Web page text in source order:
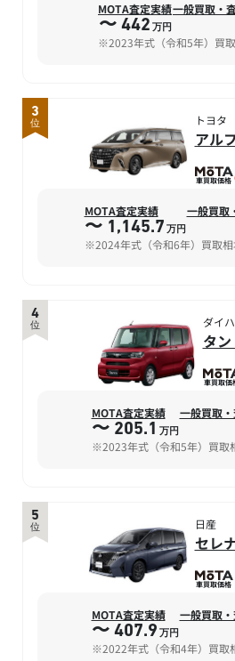
MOTA査定実績
〜 442 万円
一般買取・
※2023年式（令和5年）買
3
位 トヨタ
アル
車買取価格
MOTA査定実績
〜 1,145.7 万円
一般買取
※2024年式（令和6年）買取相
4
位 ダイ
タン
車買取価
MOTA査定実績
〜 205.1 万円
一般買取
※2023年式（令和5年）買取
5
位 日産
セレ
車買取価格
MOTA査定実績
〜 407.9 万円
一般買取
※2022年式（令和4年）買取